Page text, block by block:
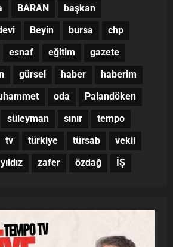
BARAN
başkan
Beyin bursa
chp
esnaf eğitim
gazete
gürsel haber
haberim
oda
Palandöken
süleyman sınır
tempo
tv türkiye türsab
vekil
yıldız zafer özdağ İŞ